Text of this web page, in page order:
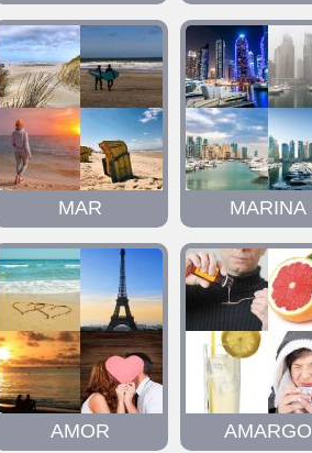
MAR MARINA
AMOR AMARGO